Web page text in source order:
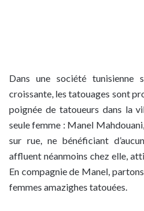
Dans une société tunisienne
croissante, les tatouages sont
poignée de tatoueurs dans la
seule femme : Manel Mahdouani,
sur rue, ne bénéficiant
affluent néanmoins chez elle,
En compagnie de Manel,
femmes amazighes tatouées.